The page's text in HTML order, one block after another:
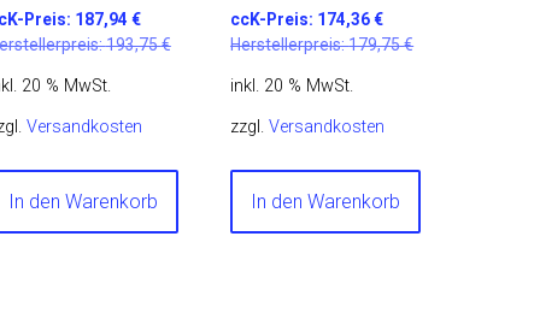
Preis: 187,94 €
193,75€
20 % MwSt.
Versandkosten
In den Warenkorb
ccK-Preis: 174,36€
Herstellerpreis:179,75€
inkl. 20 % MwSt.
zzgl.Versandkosten
In den Warenkorb